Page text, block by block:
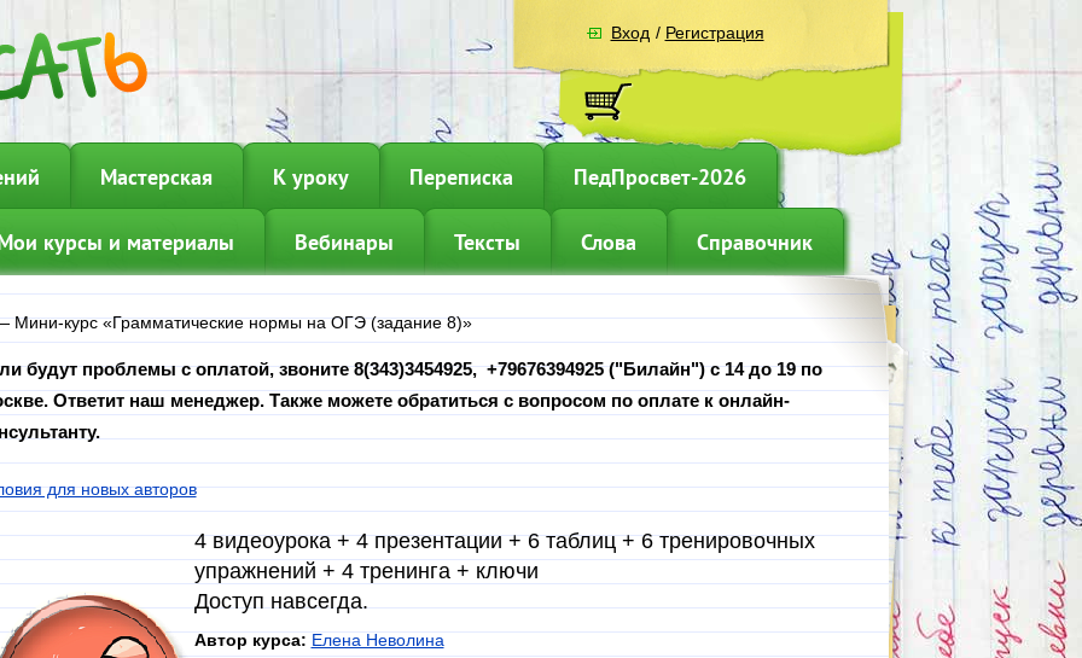
Вход / Регистрация
Мастерская К уроку Переписка ПедПросвет-2026
курсы и материалы Вебинары Тексты Слова Справочник
Мини-курс «Грамматические нормы на ОГЭ (задание 8)»
будут проблемы с оплатой, звоните 8(343)3454925, +79676394925 ("Билайн") с 14 до 19 по
Ответит наш менеджер. Также можете обратиться с вопросом по оплате к онлайн-
для новых авторов
4 видеоурока + 4 презентации + 6 таблиц + 6 тренировочных
упражнений + 4 тренинга + ключи
Доступ навсегда.
Автор курса: Елена Неволина